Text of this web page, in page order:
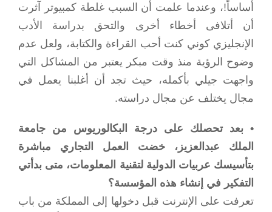
أساساً!، وعندما علمت أن السبب غلطة كمبيوتر آثرت
أن أتلافى أخطاء أخرى والتحق بدراسة الأدب
الإنجليزي كوني كنت أحب القراءة والكتابة، ولعل عدم
وضوح الرؤية منذ وقت مبكر يعتبر من المشاكل التي
واجهت جيلي بأكمله، حيث تجد أن أغلبنا يعمل في
مجال يختلف عن مجال دراسته.
• بعد تحصلك على درجة البكالوريوس من جامعة
الملك عبدالعزيز، خضت العمل التجاري مباشرة
بتأسيسك عربيات الدولية لتقنية المعلومات، متى بدأتي
التفكير في إنشاء هذه المؤسسة؟
تعرفت على الإنترنت قبل دخولها إلى المملكة من باب